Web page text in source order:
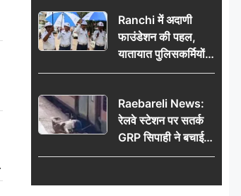
Ranchi में अदाणी
फाउंडेशन की पहल,
यातायात पुलिसकर्मियों
को वितरित किए गए छाते
Raebareli News:
रेलवे स्टेशन पर सतर्क
GRP सिपाही ने बचाई
महिला की जान, चलती
हादसा टला; घटना